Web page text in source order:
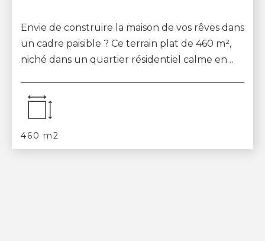
Envie de construire la maison de vos rêves dans
un cadre paisible ? Ce terrain plat de 460 m²,
niché dans un quartier résidentiel calme en
460 m2